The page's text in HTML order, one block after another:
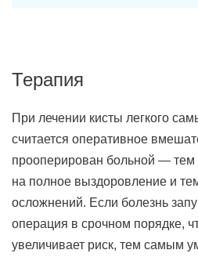
Терапия
При лечении кисты легкого
считается оперативное
прооперирован больной —
на полное выздоровление и
осложнений. Если болезнь
операция в срочном порядке,
увеличивает риск, тем самым